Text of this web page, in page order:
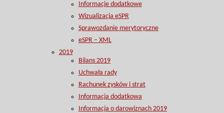
Informacje dodatkowe
Wizualizacja eSPR
Sprawozdanie merytoryczne
eSPR – XML
2019
Bilans 2019
Uchwała rady
Rachunek zysków i strat
Informacja dodatkowa
Informacja o darowiznach 2019